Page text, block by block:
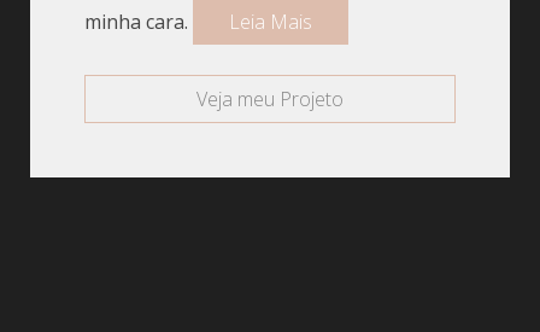
minha cara.
Leia Mais
Veja meu Projeto